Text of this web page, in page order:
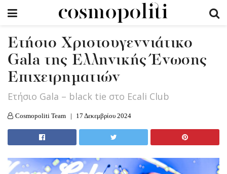
Ετήσιο Χριστουγεννιάτικο
Gala της Ελληνικής Ένωσης
Επιχειρηματιών
Eτήσιο Gala – black tie στο Ecali Club
Cosmopoliti Team 17 Δεκεμβρίου 2024